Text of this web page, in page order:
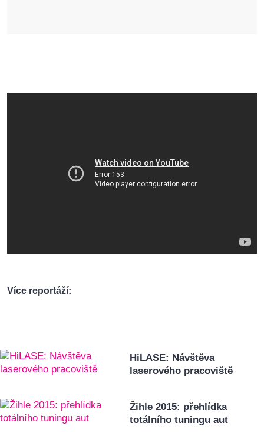
Více reportáží:
HiLASE: Návštěva
laserového pracoviště
Žihle 2015: přehlídka
totálního tuningu aut